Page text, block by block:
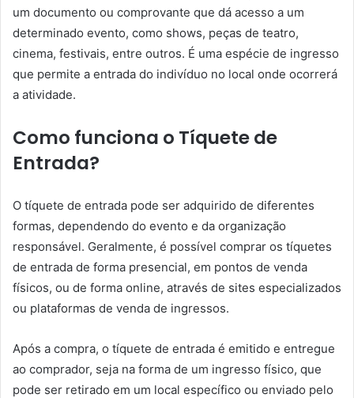
um documento ou comprovante que dá acesso a um
determinado evento, como shows, peças de teatro,
cinema, festivais, entre outros. É uma espécie de ingresso
que permite a entrada do indivíduo no local onde ocorrerá
a atividade.
Como funciona o Tíquete de
Entrada?
O tíquete de entrada pode ser adquirido de diferentes
formas, dependendo do evento e da organização
responsável. Geralmente, é possível comprar os tíquetes
de entrada de forma presencial, em pontos de venda
físicos, ou de forma online, através de sites especializados
ou plataformas de venda de ingressos.
Após a compra, o tíquete de entrada é emitido e entregue
ao comprador, seja na forma de um ingresso físico, que
pode ser retirado em um local específico ou enviado pelo